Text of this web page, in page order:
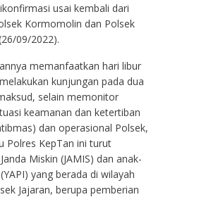
usai kembali dari
Kormomolin dan Polsek
09/2022).
memanfaatkan hari libur
kunjungan pada dua
selain memonitor
keamanan dan ketertiban
dan operasional Polsek,
Polres KepTan ini turut
Miskin (JAMIS) dan anak-
yang berada di wilayah
Jajaran, berupa pemberian